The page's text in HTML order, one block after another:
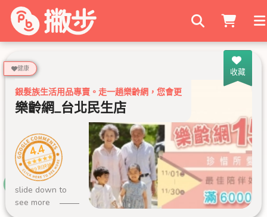
搜尋商家
收藏
健康
銀髮族生活用品專賣。走一趟樂齡網，您會更了解長輩們的需要。
樂齡網_台北民生店
4.4
89 則評論
slide down to
see more